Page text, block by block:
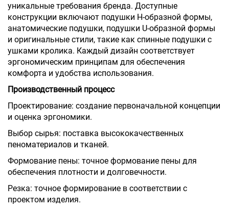
уникальные требования бренда. Доступные
конструкции включают подушки Н-образной формы,
анатомические подушки, подушки U-образной формы
и оригинальные стили, такие как спинные подушки с
ушками кролика. Каждый дизайн соответствует
эргономическим принципам для обеспечения
комфорта и удобства использования.
Производственный процесс
Проектирование: создание первоначальной концепции
и оценка эргономики.
Выбор сырья: поставка высококачественных
пеноматериалов и тканей.
Формование пены: точное формование пены для
обеспечения плотности и долговечности.
Резка: точное формирование в соответствии с
проектом изделия.